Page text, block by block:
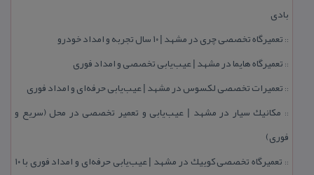
بادی
:: تعمیرگاه تخصصی چری در مشهد | ۱۰ سال تجربه و امداد خودرو
:: تعمیرگاه هایما در مشهد | عیب‌یابی تخصصی و امداد فوری
:: تعمیرات تخصصی لكسوس در مشهد | عیب‌یابی حرفه‌ای و امداد فوری
:: مكانیك سیار در مشهد | عیب‌یابی و تعمیر تخصصی در محل (سریع و
فوری)
::
تعمیرگاه تخصصی كوییك در مشهد | عیب‌یابی حرفه‌ای و امداد فوری با ۱۰